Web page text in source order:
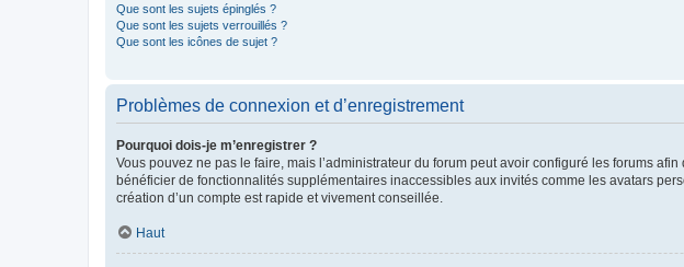
Que sont les sujets épinglés ?
Que sont les sujets verrouillés ?
Que sont les icônes de sujet ?
Problèmes de connexion et d’enregistrement
Pourquoi dois-je m’enregistrer ?
Vous pouvez ne pas le faire, mais l’administrateur du forum peut avoir configuré les forums
bénéficier de fonctionnalités supplémentaires inaccessibles aux invités comme les avatars
création d’un compte est rapide et vivement conseillée.
Haut